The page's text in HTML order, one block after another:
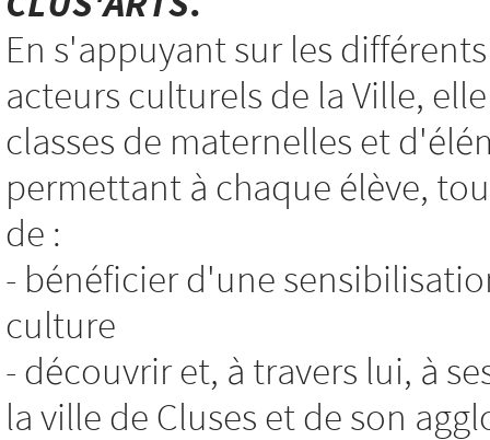
En s'appuyant sur les différents
acteurs culturels de la Ville,
classes de maternelles et
permettant à chaque élève,
de :
- bénéficier d'une
culture
- découvrir et, à travers lui, à
la ville de Cluses et de son